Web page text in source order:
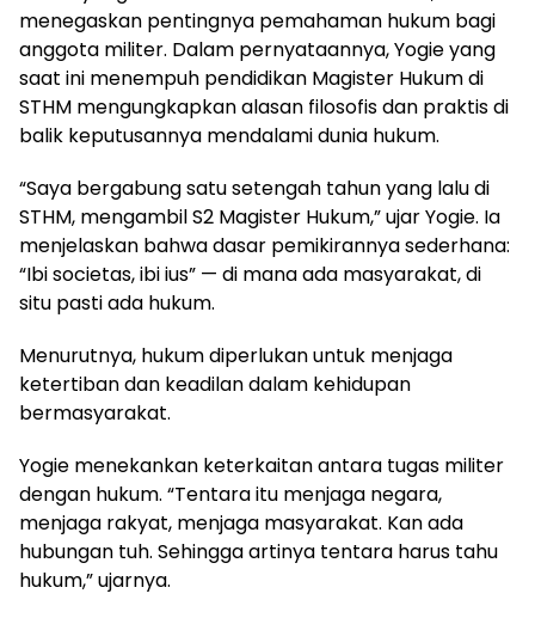
menegaskan pentingnya pemahaman hukum bagi
anggota militer. Dalam pernyataannya, Yogie yang
saat ini menempuh pendidikan Magister Hukum di
STHM mengungkapkan alasan filosofis dan praktis di
balik keputusannya mendalami dunia hukum.
“Saya bergabung satu setengah tahun yang lalu di
STHM, mengambil S2 Magister Hukum,” ujar Yogie. Ia
menjelaskan bahwa dasar pemikirannya sederhana:
“Ibi societas, ibi ius” — di mana ada masyarakat, di
situ pasti ada hukum.
Menurutnya, hukum diperlukan untuk menjaga
ketertiban dan keadilan dalam kehidupan
bermasyarakat.
Yogie menekankan keterkaitan antara tugas militer
dengan hukum. “Tentara itu menjaga negara,
menjaga rakyat, menjaga masyarakat. Kan ada
hubungan tuh. Sehingga artinya tentara harus tahu
hukum,” ujarnya.